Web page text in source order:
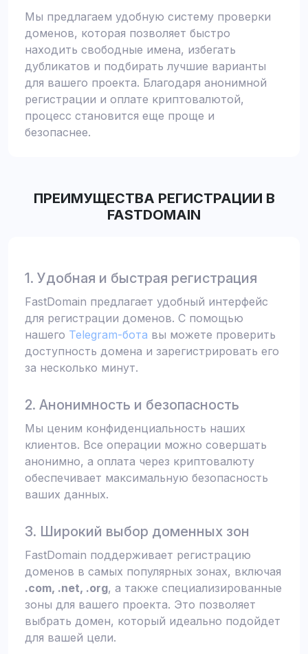
Мы предлагаем удобную систему проверки
доменов, которая позволяет быстро
находить свободные имена, избегать
дубликатов и подбирать лучшие варианты
для вашего проекта. Благодаря анонимной
регистрации и оплате криптовалютой,
процесс становится еще проще и
безопаснее.
ПРЕИМУЩЕСТВА РЕГИСТРАЦИИ В
FASTDOMAIN
1. Удобная и быстрая регистрация
FastDomain предлагает удобный интерфейс
для регистрации доменов. С помощью
нашего Telegram-бота вы можете проверить
доступность домена и зарегистрировать его
за несколько минут.
2. Анонимность и безопасность
Мы ценим конфиденциальность наших
клиентов. Все операции можно совершать
анонимно, а оплата через криптовалюту
обеспечивает максимальную безопасность
ваших данных.
3. Широкий выбор доменных зон
FastDomain поддерживает регистрацию
доменов в самых популярных зонах, включая
.com, .net, .org, а также специализированные
зоны для вашего проекта. Это позволяет
выбрать домен, который идеально подойдет
для вашей цели.